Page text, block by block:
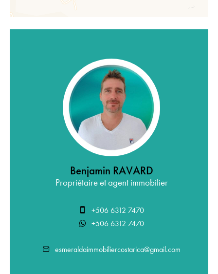
Benjamin RAVARD
Propriétaire et agent immobilier
+506 6312 7470
+506 6312 7470
esmeraldaimmobiliercostarica@gmail.com